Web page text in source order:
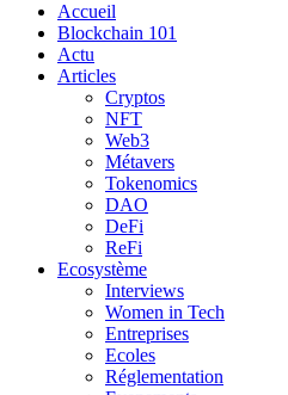
Accueil
Blockchain 101
Actu
Articles
Cryptos
NFT
Web3
Métavers
Tokenomics
DAO
DeFi
ReFi
Ecosystème
Interviews
Women in Tech
Entreprises
Ecoles
Réglementation